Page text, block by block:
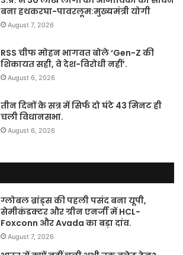
बना हथकरघा-पावरलूम:मुख्यमंत्री योगी
August 7, 2026
RSS चीफ मोहन भागवत बोले ‘Gen-Z की
शिकायत सही, वे देश-विरोधी नहीं’.
August 6, 2026
तीन दिनों के सत्र में सिर्फ दो घंटे 43 मिनट ही
चली विधानसभा.
August 6, 2026
ग्लोबल ब्रांड्स की पहली पसंद बना यूपी,
सेमीकंडक्टर और ग्रीन एनर्जी में HCL-
Foxconn और Avada का बड़ा दांव.
August 7, 2026